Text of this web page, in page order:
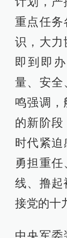
重点任务
识，大力
即到即
量、安全
鸣强调
的新阶段
时代紧迫
勇担重
线、撸起
接党的十